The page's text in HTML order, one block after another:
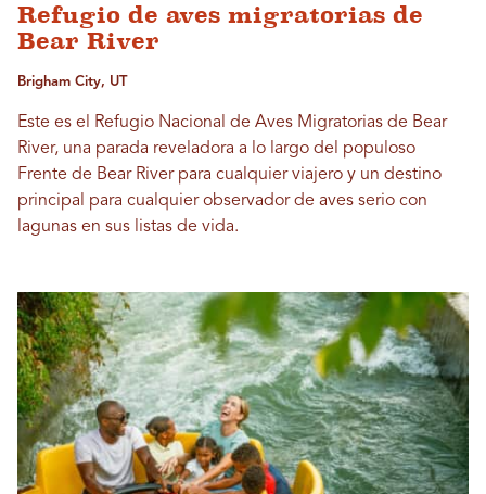
Refugio de aves migratorias de
Bear River
Brigham City, UT
Este es el Refugio Nacional de Aves Migratorias de Bear
River, una parada reveladora a lo largo del populoso
Frente de Bear River para cualquier viajero y un destino
principal para cualquier observador de aves serio con
lagunas en sus listas de vida.